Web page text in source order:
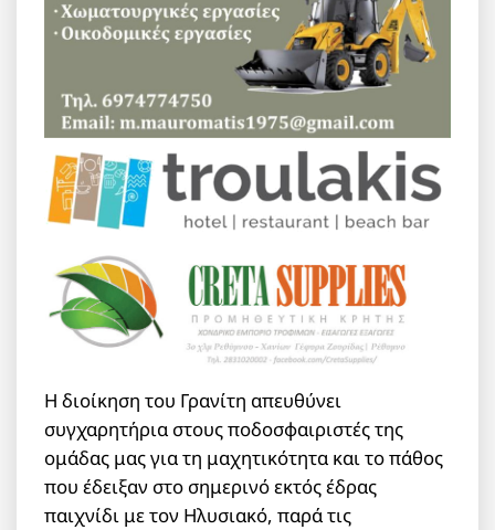
Η διοίκηση του Γρανίτη απευθύνει
συγχαρητήρια στους ποδοσφαιριστές της
ομάδας μας για τη μαχητικότητα και το πάθος
που έδειξαν στο σημερινό εκτός έδρας
παιχνίδι με τον Ηλυσιακό, παρά τις